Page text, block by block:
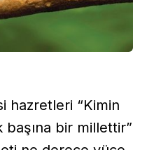
hazretleri “Kimin
bir millettir”